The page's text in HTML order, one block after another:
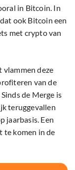
in Bitcoin. In
ook Bitcoin een
met crypto van
vlammen deze
van de
de Merge is
teruggevallen
jaarbasis. Een
te komen in de